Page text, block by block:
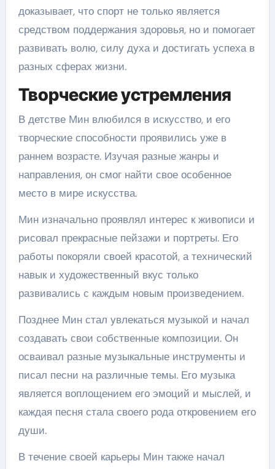
доказывает, что спорт не только является
средством поддержания здоровья, но и помогает
развивать волю, силу духа и достигать успеха в
разных сферах жизни.
Творческие устремления
В детстве Мин влюбился в искусство, и его
творческие способности проявились уже в
раннем возрасте. Изучая разные жанры и
направления, он смог найти свое особенное
место в мире искусства.
Мин изначально проявлял интерес к живописи и
рисовал прекрасные пейзажи и портреты. Его
работы покоряли своей красотой, а технический
навык и художественный вкус только
развивались с каждым новым произведением.
Позднее Мин стал увлекаться музыкой и начал
создавать свои собственные композиции. Он
осваивал разные музыкальные инструменты и
писал песни на различные темы. Его музыка
является воплощением его эмоций и мыслей, и
каждая песня стала своего рода откровением его
души.
В течение своей карьеры Мин также начал